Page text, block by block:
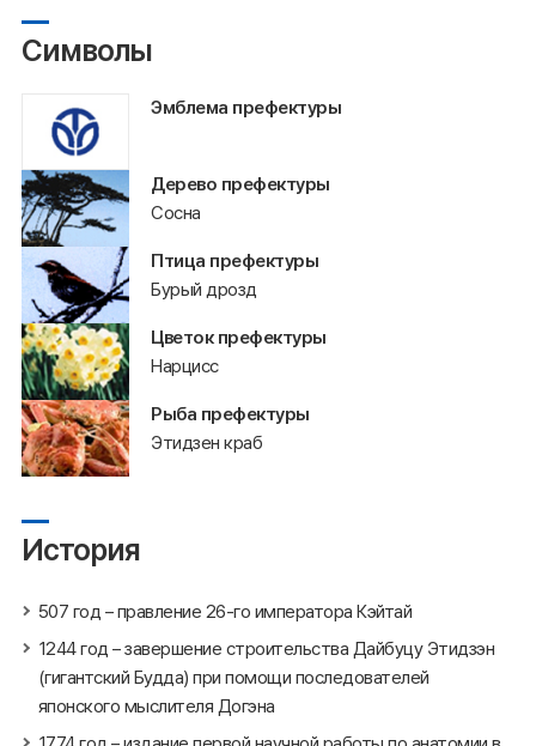
Символы
Эмблема префектуры
Дерево префектуры
Сосна
Птица префектуры
Бурый дрозд
Цветок префектуры
Нарцисс
Рыба префектуры
Этидзен краб
История
507 год – правление 26-го императора Кэйтай
1244 год – завершение строительства Дайбуцу Этидзэн
(гигантский Будда) при помощи последователей
японского мыслителя Догэна